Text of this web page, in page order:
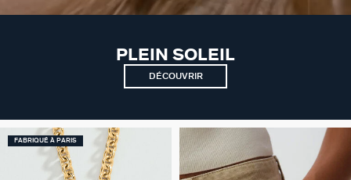
PLEIN SOLEIL
DÉCOUVRIR
FABRIQUÉ À PARIS